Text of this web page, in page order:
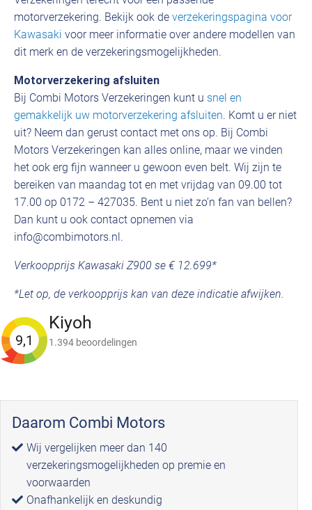
motorverzekering. Bekijk ook de verzekeringspagina voor
Kawasaki voor meer informatie over andere modellen van
dit merk en de verzekeringsmogelijkheden.
Motorverzekering afsluiten
Bij Combi Motors Verzekeringen kunt u snel en
gemakkelijk uw motorverzekering afsluiten. Komt u er niet
uit? Neem dan gerust contact met ons op. Bij Combi
Motors Verzekeringen kan alles online, maar we vinden
het ook erg fijn wanneer u gewoon even belt. Wij zijn te
bereiken van maandag tot en met vrijdag van 09.00 tot
17.00 op 0172 – 427035. Bent u niet zo’n fan van bellen?
Dan kunt u ook contact opnemen via
info@combimotors.nl.
Verkoopprijs Kawasaki Z900 se € 12.699*
*Let op, de verkoopprijs kan van deze indicatie afwijken.
9,1
Kiyoh
1.394 beoordelingen
Daarom Combi Motors
Wij vergelijken meer dan 140
verzekeringsmogelijkheden op premie en
voorwaarden
Onafhankelijk en deskundig